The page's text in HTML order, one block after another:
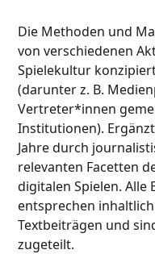
Die Methoden und
von verschiedenen
Spielekultur
(darunter z. B.
Vertreter*innen
Institutionen).
Jahre durch
relevanten Facetten
digitalen Spielen. Alle
entsprechen
Textbeiträgen und
zugeteilt.